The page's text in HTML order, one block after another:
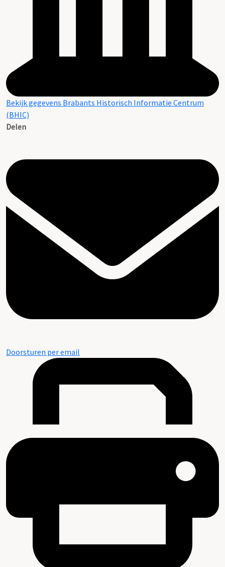
Bekijk gegevens Brabants Historisch Informatie Centrum
(BHIC)
Delen
Doorsturen per email